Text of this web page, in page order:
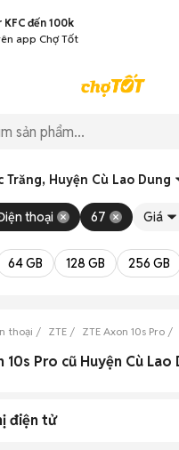
đến 100k
app Chợ Tốt
Trăng, Huyện Cù Lao Dung
thoại 67 Giá
64 GB 128 GB 256 GB
thoại ZTE ZTE Axon 10s Pro
điện tử